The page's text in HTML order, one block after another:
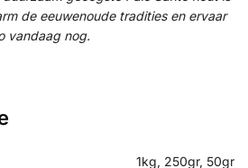
de eeuwenoude tradities en ervaar
vandaag nog.
1kg, 250gr, 50gr